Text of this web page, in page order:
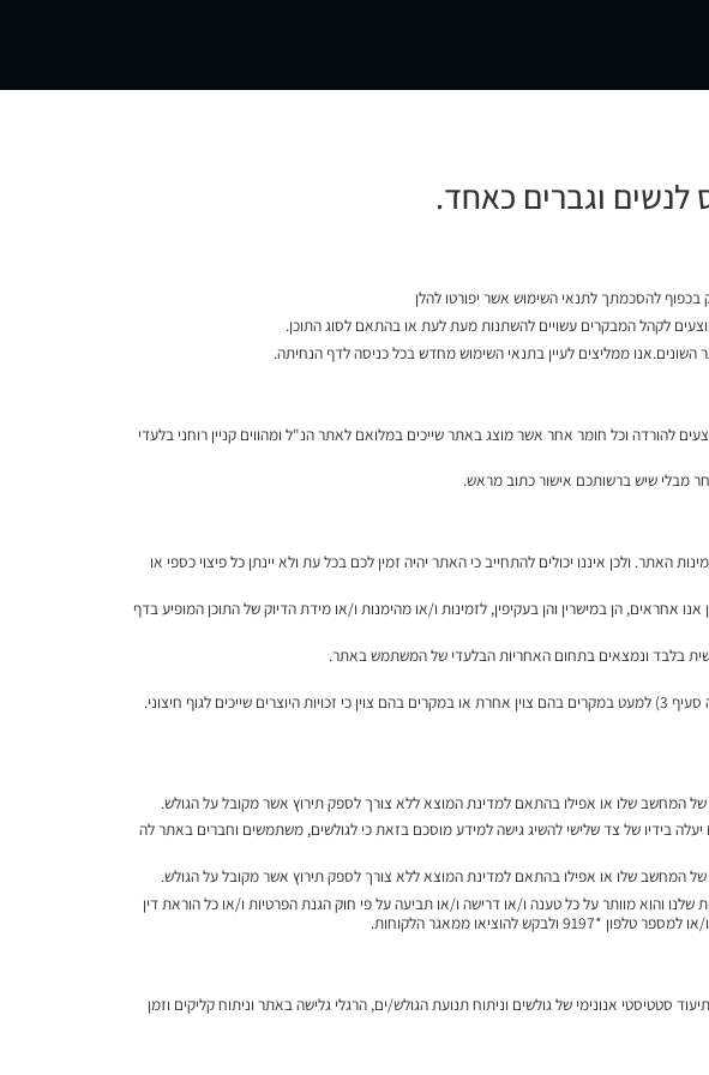
לנשים וגברים כאחד.
לקהל המבקרים עשויים להשתנות מעת לעת או בהתאם לסוג התוכן.
ממליצים לעיין בתנאי השימוש מחדש בכל כניסה לדף הנחיתה.
להורדה וכל חומר אחר אשר מוצג באתר שייכים במלואם לאתר הנ"ל ומהווים קניין רוחני בלעדי
מבלי שיש ברשותכם אישור כתוב מראש.
ולכן איננו יכולים להתחייב כי האתר יהיה זמין לכם בכל עת ולא יינתן כל פיצוי כספי או
אחראים, הן במישרין והן בעקיפין, לזמינות ו/או מהימנות ו/או מידת הדיוק של התוכן המופיע בדף
בלבד ונמצאים בתחום האחריות הבלעדי של המשתמש באתר.
התכנים המוצעים באתר הינם בבעלותם הבלעדית של "kata.co.il" ואין לעשות בהם שימוש אשר נוגד את האמור בתקנון זה (ראה סעיף 3) למעט במקרים בהם צוין אחרת או במקרים בהם צוין כי זכויות היוצרים שייכים לגוף חיצוני.
בידיו של צד שלישי להשיג גישה למידע מוסכם בזאת כי לגולשים, משתמשים וחברים באתר לה
והוא מוותר על כל טענה ו/או דרישה ו/או תביעה על פי חוק הגנת הפרטיות ו/או כל הוראת דין
סטטיסטי אנונימי של גולשים וניתוח תנועת הגולש/ים, הרגלי גלישה באתר וניתוח קליקים וזמן